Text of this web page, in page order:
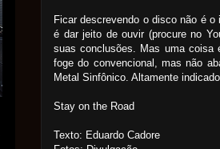
Ficar descrevendo o disco não é
é dar jeito de ouvir (procure no
suas conclusões. Mas uma coisa
foge do convencional, mas não
Metal Sinfônico. Altamente indicado.
Stay on the Road
Texto: Eduardo Cadore